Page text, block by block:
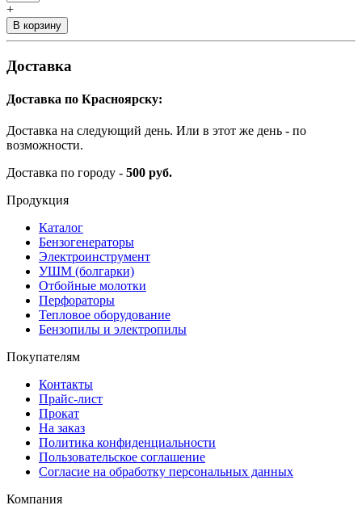
+
В корзину
Доставка
Доставка по Красноярску:
Доставка на следующий день. Или в этот же день - по
возможности.
Доставка по городу - 500 руб.
Продукция
Каталог
Бензогенераторы
Электроинструмент
УШМ (болгарки)
Отбойные молотки
Перфораторы
Тепловое оборудование
Бензопилы и электропилы
Покупателям
Контакты
Прайс-лист
Прокат
На заказ
Политика конфиденциальности
Пользовательское соглашение
Согласие на обработку персональных данных
Компания